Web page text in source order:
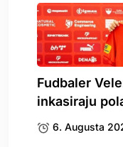
Fudbaler
inkasiraju
6. Augusta